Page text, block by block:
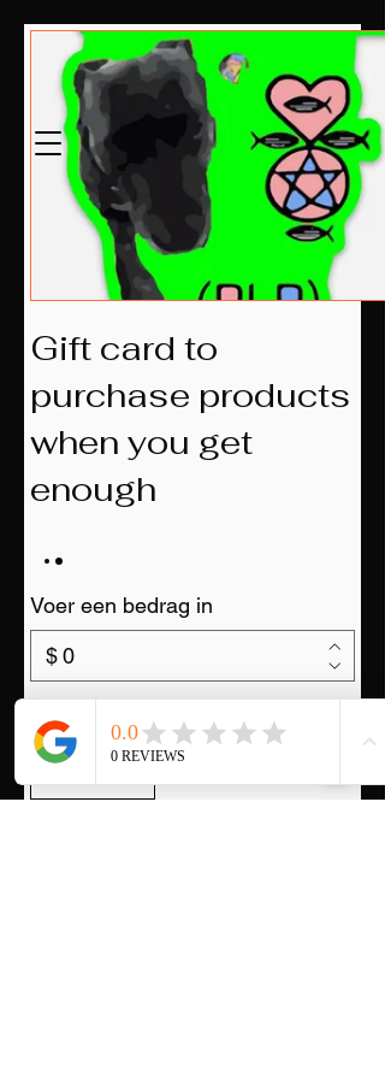
Gebaseerd op 2014
McKlovin LLC
Gift card to
purchase products
when you get
enough
Voer een bedrag in
$
Hoeveelheid